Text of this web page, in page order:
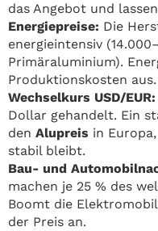
das Angebot und
Energiepreise: Die
energieintensiv
Primäraluminium).
Produktionskosten aus.
Wechselkurs USD/EUR:
Dollar gehandelt. Ein
den Alupreis in
stabil bleibt.
Bau- und
machen je 25 % des
Boomt die
der Preis an.